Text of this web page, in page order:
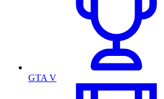
GTA V